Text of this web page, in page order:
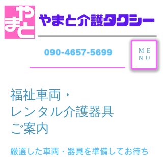
090-4657-5699
ME
NU
福祉車両・
​レンタル介護器具
ご案内
厳選した車両・器具を準備してお待ち